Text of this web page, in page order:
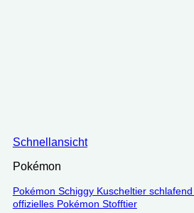
Schnellansicht
Pokémon
Pokémon Schiggy Kuscheltier
offizielles Pokémon Stofftier